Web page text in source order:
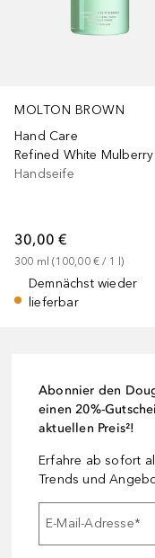
MOLTON BROWN
Hand Care
Handseife
30,00 €
300 ml (100,00 € / 1 l)
Demnächst wieder
lieferbar
Abonnier den
einen 20%-
aktuellen Preis²!
Erfahre ab sofort
Trends und
E-Mail-Adresse*